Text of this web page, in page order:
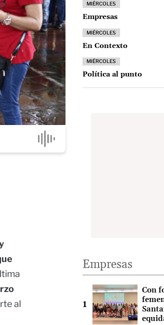
al
MIÉRCOLES
Empresas
MIÉRCOLES
En Contexto
MIÉRCOLES
Política al punto
Empresas
Con